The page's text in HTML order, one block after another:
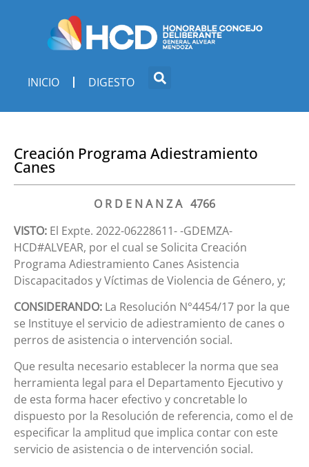
INICIO DIGESTO
Creación Programa Adiestramiento
Canes
O R D E N A N Z A 4766
VISTO: El Expte. 2022-06228611- -GDEMZA-
HCD#ALVEAR, por el cual se Solicita Creación
Programa Adiestramiento Canes Asistencia
Discapacitados y Víctimas de Violencia de Género, y;
CONSIDERANDO: La Resolución N°4454/17 por la que
se Instituye el servicio de adiestramiento de canes o
perros de asistencia o intervención social.
Que resulta necesario establecer la norma que sea
herramienta legal para el Departamento Ejecutivo y
de esta forma hacer efectivo y concretable lo
dispuesto por la Resolución de referencia, como el de
especificar la amplitud que implica contar con este
servicio de asistencia o de intervención social.